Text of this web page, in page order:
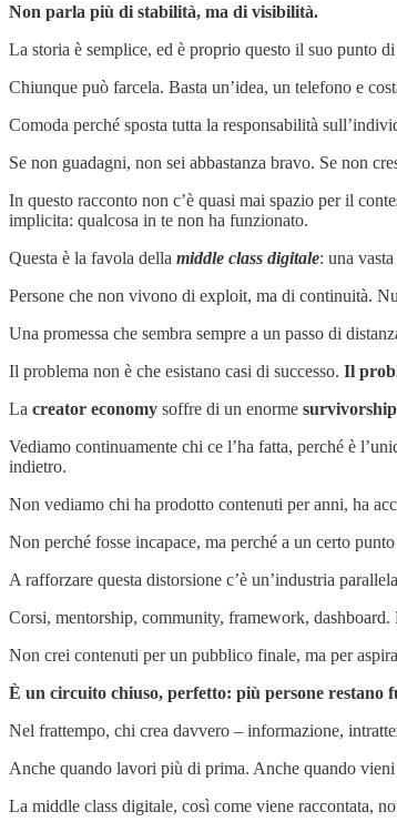
Non parla più di stabilità, ma di visibilità.
La storia è semplice, ed è proprio questo il suo punto
Chiunque può farcela. Basta un’idea, un telefono e
Comoda perché sposta tutta la responsabilità
Se non guadagni, non sei abbastanza bravo. Se non
In questo racconto non c’è quasi mai spazio per il
implicita: qualcosa in te non ha funzionato.
Questa è la favola della middle class digitale: una
Persone che non vivono di exploit, ma di continuità.
Una promessa che sembra sempre a un passo di
Il problema non è che esistano casi di successo. Il
La creator economy soffre di un enorme
Vediamo continuamente chi ce l’ha fatta, perché è
indietro.
Non vediamo chi ha prodotto contenuti per anni, ha
Non perché fosse incapace, ma perché a un certo
A rafforzare questa distorsione c’è un’industria
Corsi, mentorship, community, framework,
Non crei contenuti per un pubblico finale, ma per
È un circuito chiuso, perfetto: più persone
Nel frattempo, chi crea davvero – informazione,
Anche quando lavori più di prima. Anche quando
La middle class digitale, così come viene raccontata,